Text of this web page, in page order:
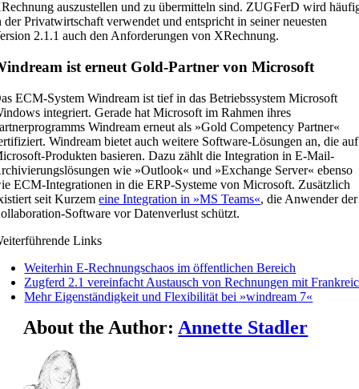
auszustellen und zu übermitteln sind. ZUGFerD wird
der Privatwirtschaft verwendet und entspricht in seiner neuesten
2.1.1 auch den Anforderungen von XRechnung.
ist erneut Gold-Partner von Microsoft
ECM-System Windream ist tief in das Betriebssystem Microsoft
integriert. Gerade hat Microsoft im Rahmen ihres
Windream erneut als »Gold Competency Partner«
Windream bietet auch weitere Software-Lösungen an, die auf
Produkten basieren. Dazu zählt die Integration in E-Mail-
wie »Outlook« und »Exchange Server« ebenso
ECM-Integrationen in die ERP-Systeme von Microsoft. Zusätzlich
seit Kurzemeine Integration in »MS Teams«, die Anwender der
Software vor Datenverlust schützt.
Links
Weiterhin E-Rechnungschaos im öffentlichen Bereich
Zugferd 2.1 vereinfacht Austausch von Rechnungen mit
Mehr Eigenständigkeit und Flexibilität bei »windream 7«
About the Author: Annette Stadler